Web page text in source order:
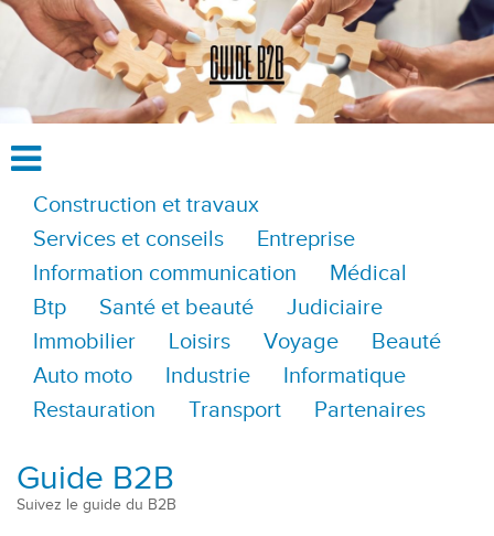
Construction et travaux
Services et conseils
Entreprise
Information communication
Médical
Btp
Santé et beauté
Judiciaire
Immobilier
Loisirs Voyage
Beauté
Auto moto
Industrie
Informatique
Restauration
Transport Partenaires
Guide B2B
Suivez le guide du B2B